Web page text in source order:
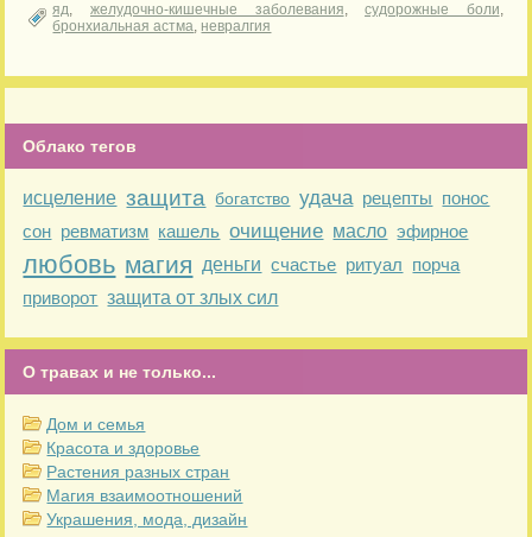
яд, желудочно-кишечные заболевания,судорожные боли,
бронхиальная астма, невралгия
Облако тегов
исцеление защита богатство удача рецепты понос
сон ревматизм кашель очищение масло эфирное
любовь магия деньги счастье ритуал порча
приворот защита от злых сил
О травах и не только...
Дом и семья
Красота и здоровье
Растения разных стран
Магия взаимоотношений
Украшения, мода, дизайн